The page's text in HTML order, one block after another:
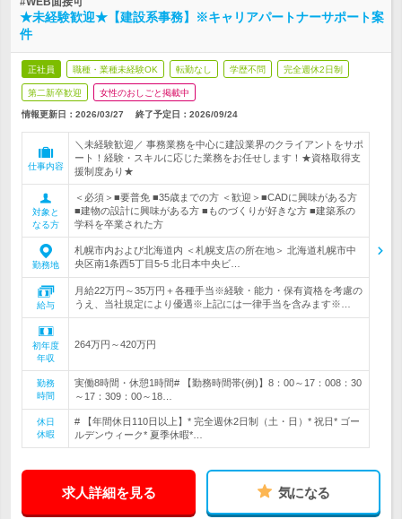
★未経験歓迎★【建設系事務】※キャリアパートナーサポート案
件
正社員 職種・業種未経験OK 転勤なし 学歴不問 完全週休2日制
第二新卒歓迎 女性のおしごと掲載中
情報更新日：2026/03/27 終了予定日： 2026/09/24
仕事内容
＼未経験歓迎／ 事務業務を中心に建設業界のクライアントをサポ
ート！経験・スキルに応じた業務をお任せします！★資格取得支
援制度あり★
対象と
なる方
＜必須＞■要普免 ■35歳までの方 ＜歓迎＞■CADに興味がある方
■建物の設計に興味がある方 ■ものづくりが好きな方 ■建築系の
学科を卒業された方
勤務地
札幌市内および北海道内 ＜札幌支店の所在地＞ 北海道札幌市中
央区南1条西5丁目5-5 北日本中央ビ…
給与
月給22万円～35万円＋各種手当※経験・能力・保有資格を考慮の
うえ、当社規定により優遇※上記には一律手当を含みます※…
初年度
年収
264万円～420万円
勤務
時間
実働8時間・休憩1時間# 【勤務時間帯(例)】8：00～17：008：30
～17：309：00～18…
休日
休暇
# 【年間休日110日以上】* 完全週休2日制（土・日）* 祝日* ゴー
ルデンウィーク* 夏季休暇*…
求人詳細を見る 気になる